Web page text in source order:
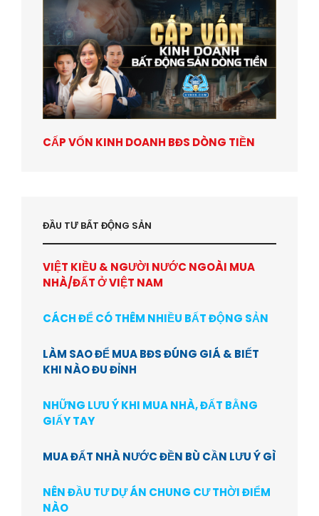
CẤP VỐN KINH DOANH BĐS DÒNG TIỀN
ĐẦU TƯ BẤT ĐỘNG SẢN
VIỆT KIỀU & NGƯỜI NƯỚC NGOÀI MUA
NHÀ/ĐẤT Ở VIỆT NAM
CÁCH ĐỂ CÓ THÊM NHIỀU BẤT ĐỘNG SẢN
LÀM SAO ĐỂ MUA BĐS ĐÚNG GIÁ & BIẾT
KHI NÀO ĐU ĐỈNH
NHỮNG LƯU Ý KHI MUA NHÀ, ĐẤT BẰNG
GIẤY TAY
MUA ĐẤT NHÀ NƯỚC ĐỀN BÙ CẦN LƯU Ý GÌ
NÊN ĐẦU TƯ DỰ ÁN CHUNG CƯ THỜI ĐIỂM
NÀO